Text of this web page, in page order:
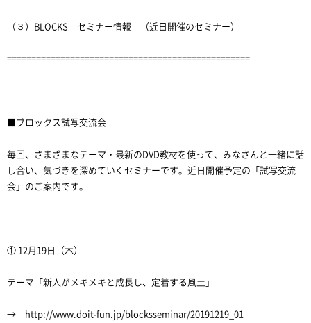
（３）BLOCKS セミナー情報 （近日開催のセミナー）
==================================================
■ブロックス試写交流会
毎回、さまざまなテーマ・最新のDVD教材を使って、みなさんと一緒に話
し合い、気づきを深めていくセミナーです。近日開催予定の「試写交流
会」のご案内です。
① 12月19日（木）
テーマ「新人がメキメキと成長し、定着する風土」
→ http://www.doit-fun.jp/blocksseminar/20191219_01